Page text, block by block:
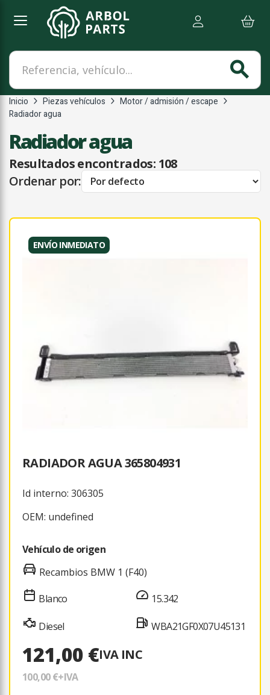
Referencia, vehículo...
search
Inicio Piezas vehículos
Motor / admisión / escape
Radiador agua
Radiador agua
Resultados encontrados: 108
Ordenar por:
ENVÍO INMEDIATO
RADIADOR AGUA 365804931
Id interno: 306305
OEM: undefined
Vehículo de origen
Recambios BMW 1 (F40)
Blanco
Diesel
15.342
WBA21GF0X07U45131
121,00 €IVA INC
100,00 €+IVA